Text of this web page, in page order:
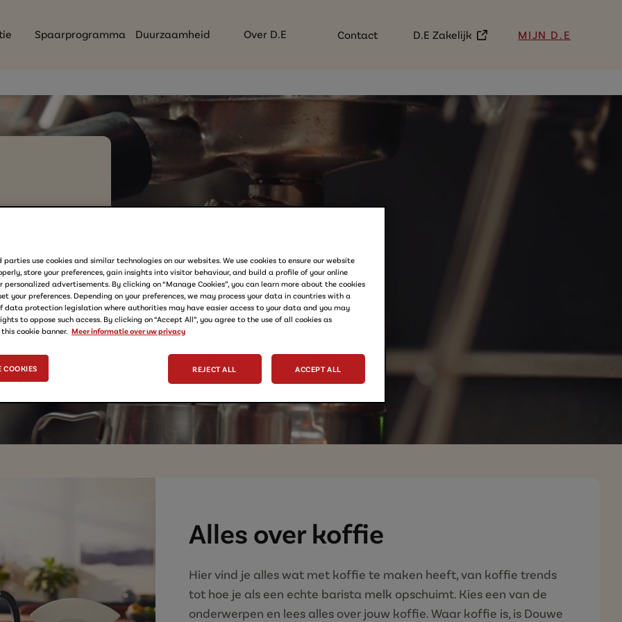
Spaarprogramma Duurzaamheid Over D.E Contact D.E Zakelijk(External link)MIJN D.E
heeft,
Egberts.
Alles over koffie
Hier vind je alles wat met koffie te maken heeft, van koffie trends
tot hoe je als een echte barista melk opschuimt. Kies een van de
onderwerpen en lees alles over jouw koffie. Waar koffie is, is Douwe
parties use cookies and similar technologies on our websites. We use cookies to ensure our website
store your preferences, gain insights into visitor behaviour, and build a profile of your online
personalized advertisements. By clicking on “Manage Cookies”, you can learn more about the cookies
your preferences. Depending on your preferences, we may process your data in countries with a
data protection legislation where authorities may have easier access to your data and you may
to oppose such access. By clicking on “Accept All”, you agree to the use of all cookies as
cookie banner. Meer informatie over uw privacy
COOKIES REJECT ALL ACCEPT ALL